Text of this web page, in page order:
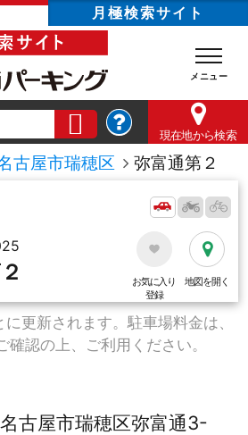
月極検索サイト
現在地から検索
古屋市瑞穂区 弥富通第２
お気に入り
登録
地図を開く
更新されます。駐車場料金は、
認の上、ご利用ください。
古屋市瑞穂区弥富通3-